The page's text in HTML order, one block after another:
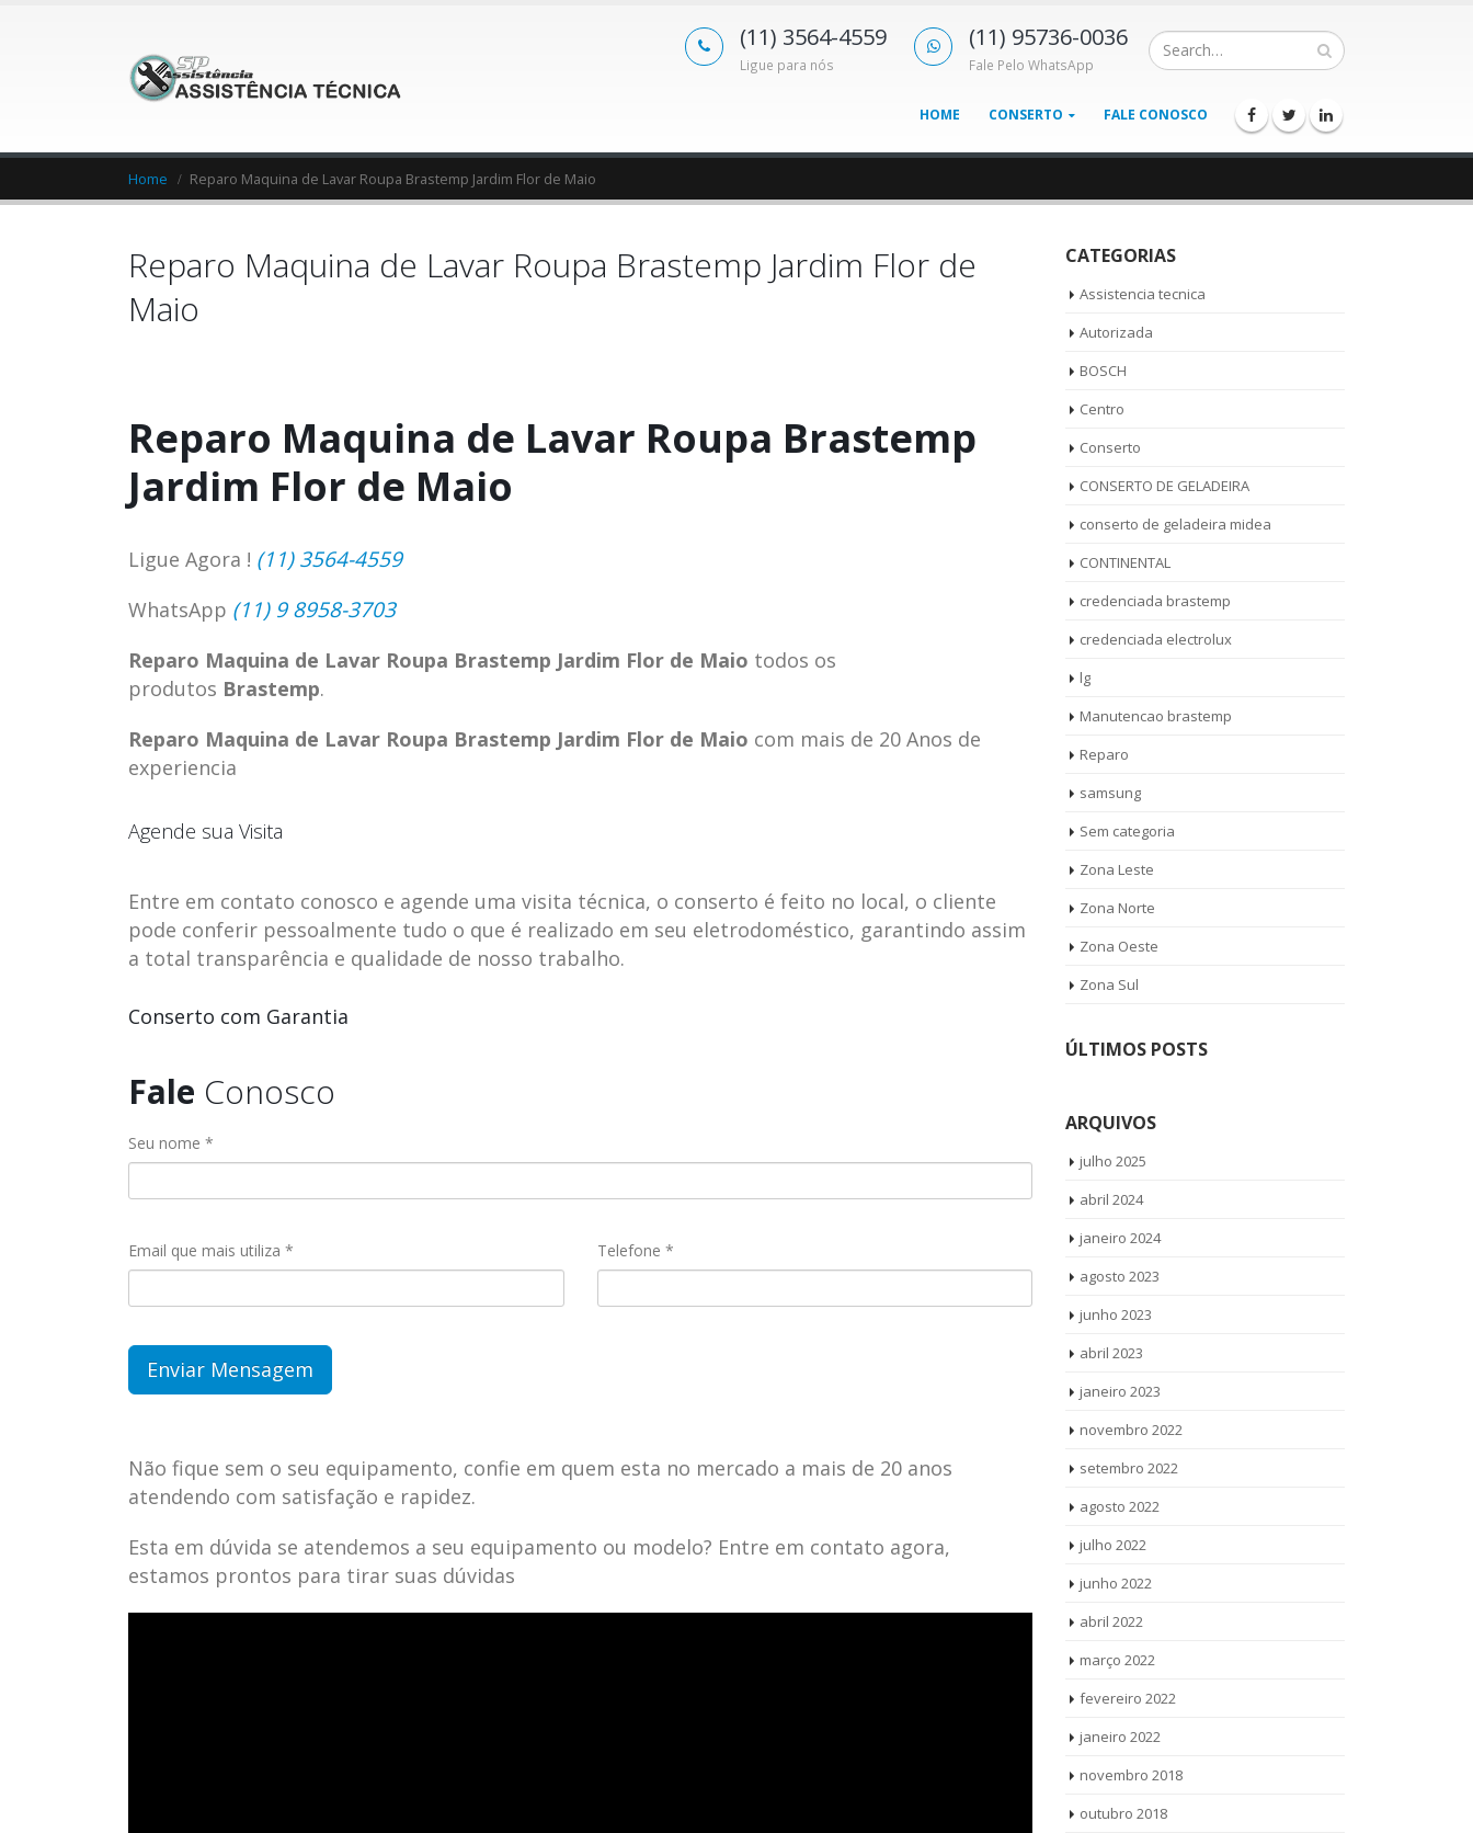
(11) 3564-4559
Ligue para nós
(11) 95736-0036
Fale Pelo WhatsApp
HOME CONSERTO FALE CONOSCO
Home Reparo Maquina de Lavar Roupa Brastemp Jardim Flor de Maio
Reparo Maquina de Lavar Roupa Brastemp Jardim Flor de
Maio
Reparo Maquina de Lavar Roupa Brastemp
Jardim Flor de Maio
Ligue Agora ! (11) 3564-4559
WhatsApp (11) 9 8958-3703
Reparo Maquina de Lavar Roupa Brastemp Jardim Flor de Maio todos os
produtos Brastemp.
Reparo Maquina de Lavar Roupa Brastemp Jardim Flor de Maio com mais de 20 Anos de
experiencia
Agende sua Visita
Entre em contato conosco e agende uma visita técnica, o conserto é feito no local, o cliente
pode conferir pessoalmente tudo o que é realizado em seu eletrodoméstico, garantindo assim
a total transparência e qualidade de nosso trabalho.
Conserto com Garantia
Fale Conosco
Seu nome *
Email que mais utiliza * Telefone *
Não fique sem o seu equipamento, confie em quem esta no mercado a mais de 20 anos
atendendo com satisfação e rapidez.
Esta em dúvida se atendemos a seu equipamento ou modelo? Entre em contato agora,
estamos prontos para tirar suas dúvidas
CATEGORIAS
Assistencia tecnica
Autorizada
BOSCH
Centro
Conserto
CONSERTO DE GELADEIRA
conserto de geladeira midea
CONTINENTAL
credenciada brastemp
credenciada electrolux
lg
Manutencao brastemp
Reparo
samsung
Sem categoria
Zona Leste
Zona Norte
Zona Oeste
Zona Sul
ÚLTIMOS POSTS
ARQUIVOS
julho 2025
abril 2024
janeiro 2024
agosto 2023
junho 2023
abril 2023
janeiro 2023
novembro 2022
setembro 2022
agosto 2022
julho 2022
junho 2022
abril 2022
março 2022
fevereiro 2022
janeiro 2022
novembro 2018
outubro 2018